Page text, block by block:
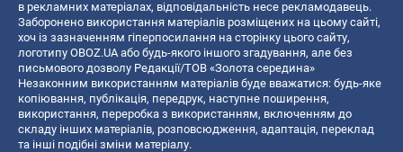
в рекламних матеріалах, відповідальність несе рекламодавець.
Заборонено використання матеріалів розміщених на цьому сайті,
хоч із зазначенням гіперпосилання на сторінку цього сайту,
логотипу OBOZ.UA або будь-якого іншого згадування, але без
письмового дозволу Редакції/ТОВ «Золота середина»
Незаконним використанням матеріалів буде вважатися: будь-яке
копiювання, публiкацiя, передрук, наступне поширення,
використання, переробка з використанням, включенням до
складу інших матеріалів, розповсюдження, адаптація, переклад
та інші подібні зміни матеріалу.